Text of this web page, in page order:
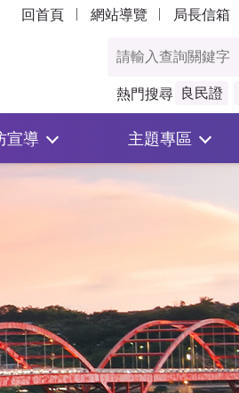
回首頁 網站導覽 局長信箱
熱門搜尋 良民證
宣導 主題專區